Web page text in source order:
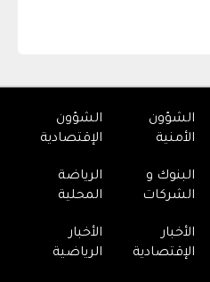
الشؤون
الأمنية
الشؤون
الإقتصادية
البنوك و
الشركات
الرياضة
المحلية
الأخبار
الإقتصادية
الأخبار
الرياضية